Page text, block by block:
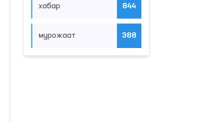
хабар 844
мурожаат 388